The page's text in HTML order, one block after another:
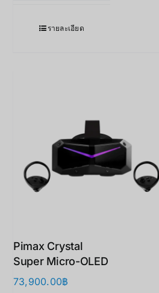
รายละเอียด
Pimax Crystal
Super Micro-OLED
73,900.00฿